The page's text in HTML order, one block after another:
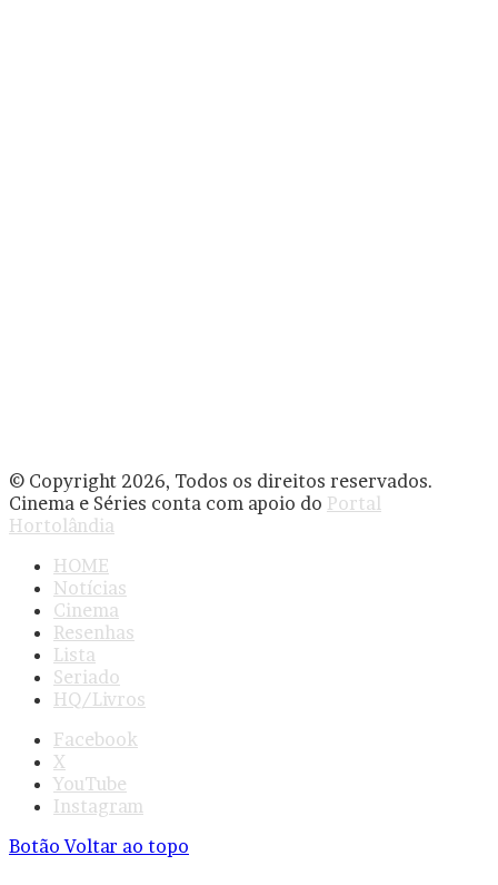
© Copyright 2026, Todos os direitos reservados.
Cinema e Séries conta com apoio do Portal
Hortolândia
HOME
Notícias
Cinema
Resenhas
Lista
Seriado
HQ/Livros
Facebook
X
YouTube
Instagram
Botão Voltar ao topo